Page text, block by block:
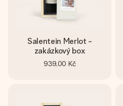
Salentein Merlot -
zakázkový box
939,00 Kč